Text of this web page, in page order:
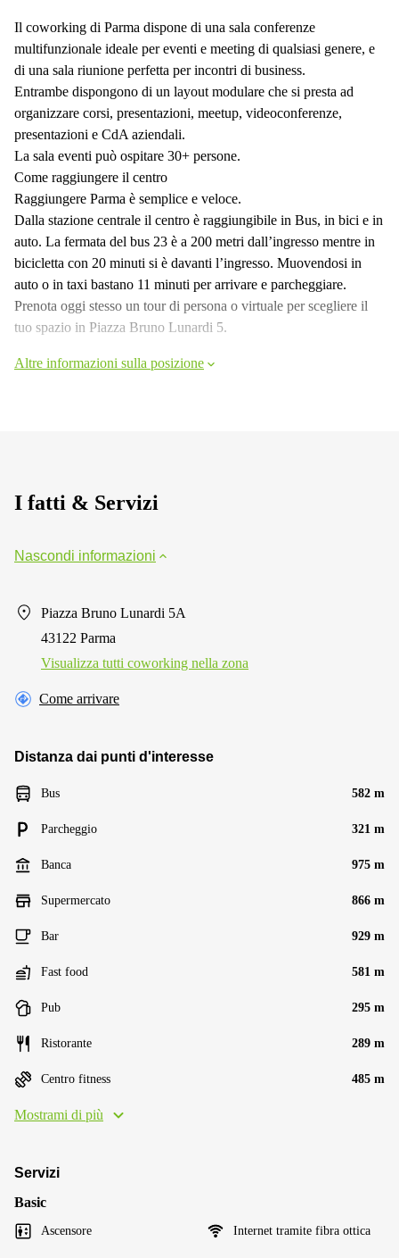
Il coworking di Parma dispone di una sala conferenze
multifunzionale ideale per eventi e meeting di qualsiasi genere, e
di una sala riunione perfetta per incontri di business.
Entrambe dispongono di un layout modulare che si presta ad
organizzare corsi, presentazioni, meetup, videoconferenze,
presentazioni e CdA aziendali.
La sala eventi può ospitare 30+ persone.
Come raggiungere il centro
Raggiungere Parma è semplice e veloce.
Dalla stazione centrale il centro è raggiungibile in Bus, in bici e in
auto. La fermata del bus 23 è a 200 metri dall’ingresso mentre in
bicicletta con 20 minuti si è davanti l’ingresso. Muovendosi in
auto o in taxi bastano 11 minuti per arrivare e parcheggiare.
Prenota oggi stesso un tour di persona o virtuale per scegliere il
tuo spazio in Piazza Bruno Lunardi 5.
Altre informazioni sulla posizione
I fatti & Servizi
Nascondi informazioni
Piazza Bruno Lunardi 5A
43122 Parma
Visualizza tutti сoworking nella zona
Come arrivare
Distanza dai punti d'interesse
Bus 582 m
Parcheggio 321 m
Banca 975 m
Supermercato 866 m
Bar 929 m
Fast food 581 m
Pub 295 m
Ristorante 289 m
Centro fitness 485 m
Mostrami di più
Servizi
Basic
Ascensore Internet tramite fibra ottica